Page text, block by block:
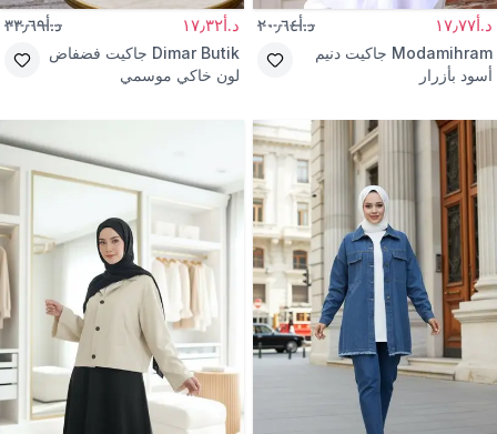
د.أ١٧٫٧٧ د.أ٢٠٫٦٤
Modamihram جاكيت دنيم
أسود بأزرار
د.أ١٧٫٣٢ د.أ٣٣٫٦٩
Dimar Butik جاكيت فضفاض
لون خاكي موسمي